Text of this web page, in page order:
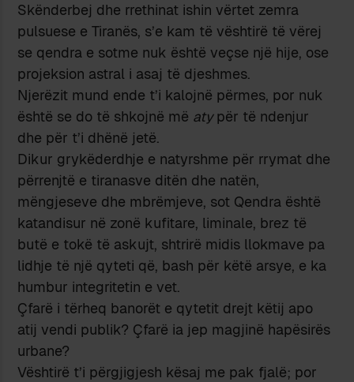
Skënderbej dhe rrethinat ishin vërtet zemra
pulsuese e Tiranës, s’e kam të vështirë të vërej
se qendra e sotme nuk është veçse një hije, ose
projeksion astral i asaj të djeshmes.
Njerëzit mund ende t’i kalojnë përmes, por nuk
është se do të shkojnë më atypër të ndenjur
dhe për t’i dhënë jetë.
Dikur grykëderdhje e natyrshme për rrymat dhe
përrenjtë e tiranasve ditën dhe natën,
mëngjeseve dhe mbrëmjeve, sot Qendra është
katandisur në zonë kufitare, liminale, brez të
butë e tokë të askujt, shtrirë midis llokmave pa
lidhje të një qyteti që, bash për këtë arsye, e ka
humbur integritetin e vet.
Çfarë i tërheq banorët e qytetit drejt këtij apo
atij vendi publik? Çfarë ia jep magjinë hapësirës
urbane?
Vështirë t’i përgjigjesh kësaj me pak fjalë; por